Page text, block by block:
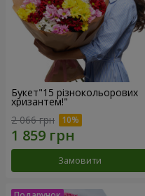
Букет"15 різнокольорових
хризантем!"
2 066 грн
Замовити